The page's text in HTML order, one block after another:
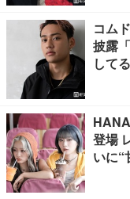
コム
披露
して
登場
いに“